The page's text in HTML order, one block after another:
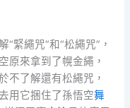
緊繩咒”和“松繩咒”，
原來拿到了幌金繩，
不了解還有松繩咒，
用它捆住了孫悟空舞